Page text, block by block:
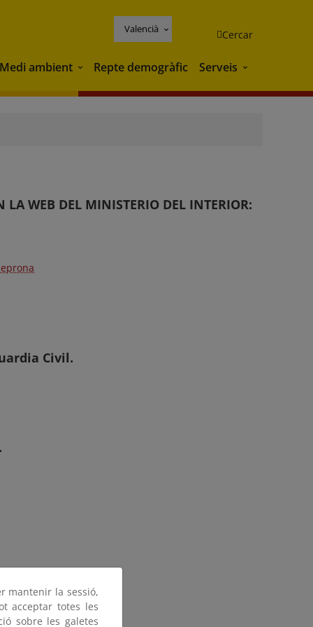
Valencià Cercar
Medi ambient Medi ambient
Repte demogràfic Serveis Serveis
LA WEB DEL MINISTERIO DEL INTERIOR:
Civil.
mantenir la sessió,
acceptar totes les
sobre les galetes